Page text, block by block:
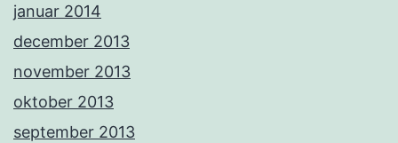
januar 2014
december 2013
november 2013
oktober 2013
september 2013